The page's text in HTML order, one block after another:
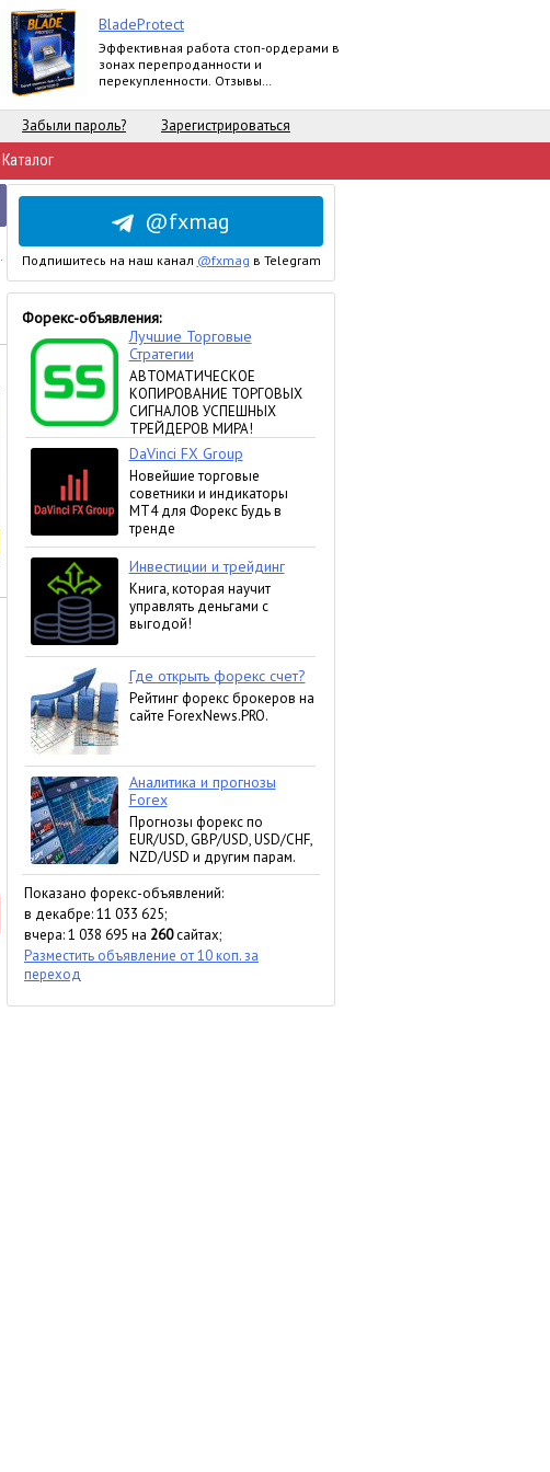
BladeProtect
Эффективная работа стоп-ордерами в
зонах перепроданности и
перекупленности. Отзывы
https://www.mql5.com/ru/market/product/8739#
Забыли пароль? Зарегистрироваться
Каталог
@fxmag
Подпишитесь на наш канал @fxmag в Telegram
Форекс-объявления:
Показано форекс-объявлений:
в декабре: 11 033 625;
вчера: 1 038 695 на 260сайтах;
Разместить объявление от 10 коп. за
переход